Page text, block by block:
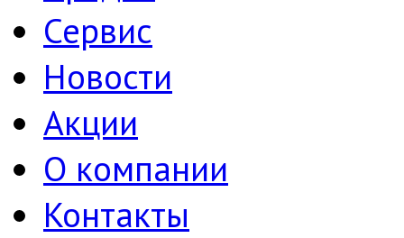
Сервис
Новости
Акции
О компании
Контакты